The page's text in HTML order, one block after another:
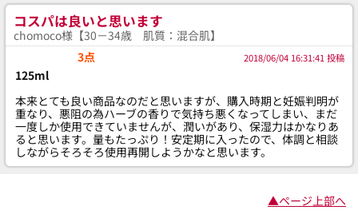
コスパは良いと思います
chomoco様【30－34歳 肌質：混合肌】
3点
2018/06/04 16:31:41 投稿
125ml
本来とても良い商品なのだと思いますが、購入時期と妊娠判明が
重なり、悪阻の為ハーブの香りで気持ち悪くなってしまい、まだ
一度しか使用できていませんが、潤いがあり、保湿力はかなりあ
ると思います。量もたっぷり！安定期に入ったので、体調と相談
しながらそろそろ使用再開しようかなと思います。
▲ページ上部へ